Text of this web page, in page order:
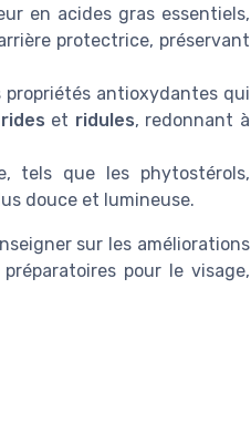
en acides gras essentiels,
protectrice, préservant
antioxydantes qui
rides et ridules, redonnant à
tels que les phytostérols,
douce et lumineuse.
sur les améliorations
pour le visage,